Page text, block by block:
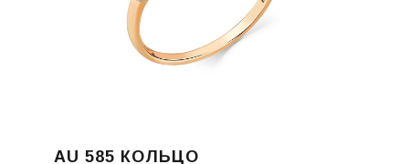
AU 585 КОЛЬЦО